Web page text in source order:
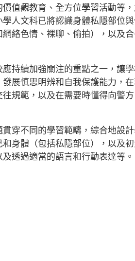
值觀教育、全方位學習活動等，
人文科已將認識身體私隱部位
絡色情、裸聊、偷拍），以及
持續加強關注的重點之一，讓
展慎思明辨和自我保護能力，
規範，以及在需要時懂得向警方
穿不同的學習範疇，綜合地設
身體（包括私隱部位），以及
透過適當的語言和行動表達等。